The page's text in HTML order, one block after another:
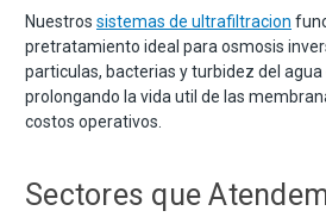
Nuestros sistemas de ultrafiltracion
pretratamiento ideal para osmosis
particulas, bacterias y turbidez del
prolongando la vida util de las
costos operativos.
Sectores que